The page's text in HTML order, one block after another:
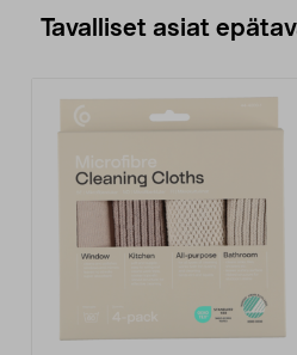
Tavalliset asiat